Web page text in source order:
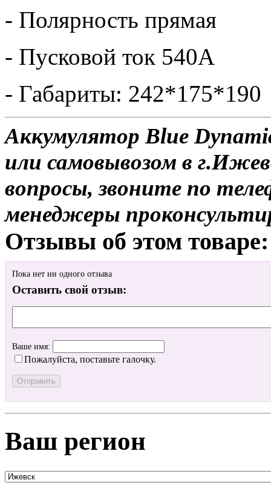
- Полярность прямая
- Пусковой ток 540А
- Габариты: 242*175*190
Аккумулятор Blue
или самовывозом в
вопросы, звоните по
менеджеры
Отзывы об этом товаре:
Пока нет ни одного отзыва
Оставить свой отзыв:
Ваше имя:
Пожалуйста, поставьте галочку.
Ваш регион